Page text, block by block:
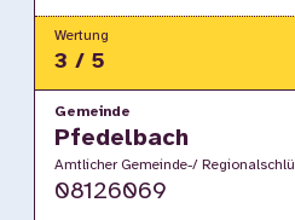
Wertung
3 / 5
Gemeinde
Pfedelbach
Amtlicher Gemeinde-/
08126069